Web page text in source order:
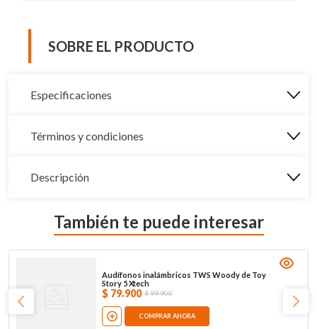
SOBRE EL PRODUCTO
Especificaciones
Términos y condiciones
Descripción
También te puede interesar
Audífonos inalámbricos TWS Woody de Toy
Story 5 Xtech
$ 79.900 $99.900
COMPRAR AHORA